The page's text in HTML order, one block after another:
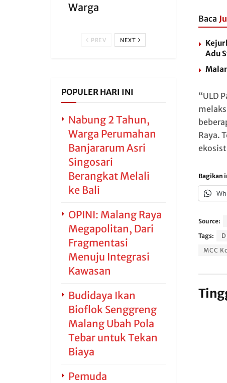
Baca
Adu
“ULD
Raya.
Bagikan
Source:
Tags:
MCC
Warga
PREV NEXT
POPULER HARI INI
Nabung 2 Tahun,
Warga Perumahan
Banjararum Asri
Singosari
Berangkat Melali
ke Bali
OPINI: Malang Raya
Megapolitan, Dari
Fragmentasi
Menuju Integrasi
Kawasan
Budidaya Ikan
Bioflok Senggreng
Malang Ubah Pola
Tebar untuk Tekan
Biaya
Pemuda